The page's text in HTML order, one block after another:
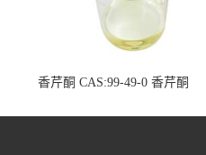
香芹酮 CAS:99-49-0 香芹酮